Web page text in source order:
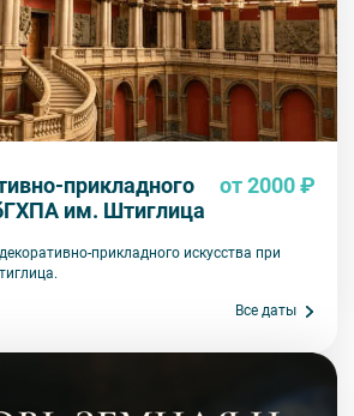
прикладного
им. Штиглица
от 2000 ₽
прикладного искусства при
Все даты